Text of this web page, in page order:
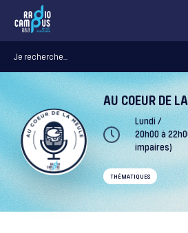
AU COEUR DE
Lundi /
20h00 à
impaires)
THÉMATIQUES